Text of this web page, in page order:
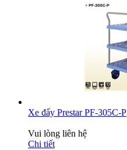
Xe đẩy Prestar PF-305C-P
Vui lòng liên hệ
Chi tiết